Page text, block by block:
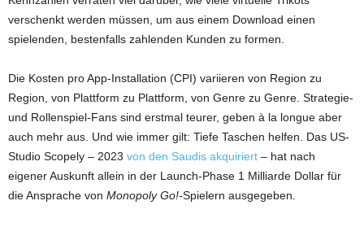
verschenkt werden müssen, um aus einem Download einen
spielenden, bestenfalls zahlenden Kunden zu formen.
Die Kosten pro App-Installation (CPI) variieren von Region zu
Region, von Plattform zu Plattform, von Genre zu Genre. Strategie-
und Rollenspiel-Fans sind erstmal teurer, geben à la longue aber
auch mehr aus. Und wie immer gilt: Tiefe Taschen helfen. Das US-
Studio Scopely – 2023 von den Saudis akquiriert – hat nach
eigener Auskunft allein in der Launch-Phase 1 Milliarde Dollar für
die Ansprache von Monopoly Go!-Spielern ausgegeben.